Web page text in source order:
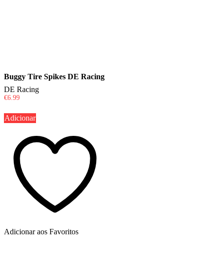
Buggy Tire Spikes DE Racing
DE Racing
€6.99
Adicionar
Adicionar aos Favoritos